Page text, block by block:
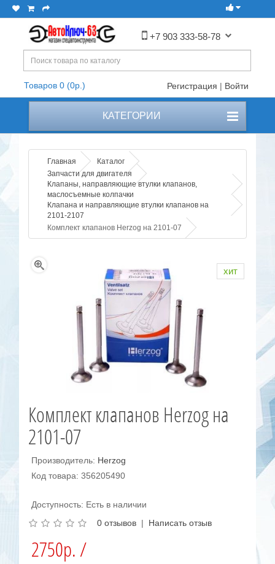
+7 903 333-58-78
Товаров 0 (0р.) Регистрация | Войти
КАТЕГОРИИ
Главная
Каталог
Запчасти для двигателя
Клапаны, направляющие втулки клапанов,
маслосъемные колпачки
Клапана и направляющие втулки клапанов на
2101-2107
Комплект клапанов Herzog на 2101-07
хит
Комплект клапанов Herzog на
2101-07
Производитель: Herzog
Код товара: 356205490
Доступность: Есть в наличии
0 отзывов | Написать отзыв
2750р. /